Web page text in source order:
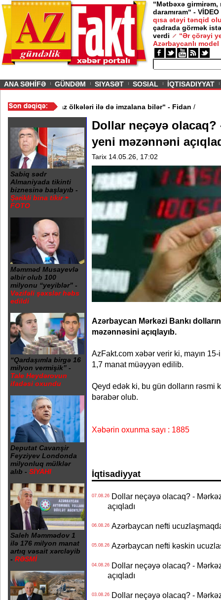
“Mətbəxə girmirəm,
daramıram“ - VİDEO
qısa ətəyi tənqid
çadrada görmək
verdi
“Ər çörəyi
Azərbaycanlı model
ANA SƏHİFƏ GÜNDƏM SIYASƏT SOSIAL İQTISADIYYAT
oxşar anlaşma Qafqaz ölkələri ilə də imzalana bilər“ - Fidan
Sabiq sədr
Almaniyada tikinti
biznesinə başlayıb -
Şərikli bina tikir +
FOTO
Məmməd Musayevlə
əlbir olub 100
milyonu “yeyiblər” -
Vəzifəli şəxslər həbs
edildi
“Qardaşımla birgə 16
milyon vermişik” -
Tale Heydərovun
ifadəsi oxundu
Deputat Cavanşir
Feyziyev Londonda
milyonluq mülklər
alıb - SİYAHI
Saleh Məmmədov 1
ilə 176 milyon manat
artıq vəsait xərcləyib
- RƏSMİ
Dollar neçəyə olacaq?
yeni məzənnəni
Tarix 14.05.26, 17:02
Azərbaycan Mərkəzi Bankı
məzənnəsini açıqlayıb.
AzFakt.com xəbər verir ki, mayın
1,7 manat müəyyən edilib.
Qeyd edək ki, bu gün dolların rəsmi
bərabər olub.
Xəbərin oxunma sayı : 1885
İqtisadiyyat
07.08.26Dollar neçəyə olacaq? -
açıqladı
06.08.26Azərbaycan nefti
05.08.26Azərbaycan nefti kəskin
04.08.26Dollar neçəyə olacaq? -
açıqladı
03.08.26Dollar neçəyə olacaq? -